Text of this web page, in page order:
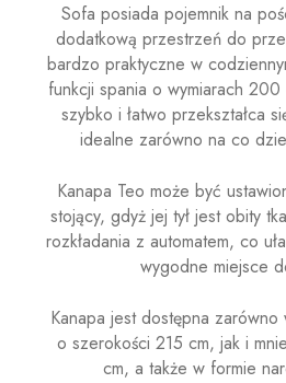
Sofa posiada pojemnik na
dodatkową przestrzeń do
bardzo praktyczne w
funkcji spania o wymiarach
szybko i łatwo przekształca
idealne zarówno na co
Kanapa Teo może być
stojący, gdyż jej tył jest obity
rozkładania z automatem, co
wygodne miejsce
Kanapa jest dostępna
o szerokości 215 cm, jak i
cm, a także w formie